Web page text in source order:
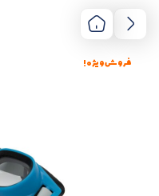
فروش ویژه !